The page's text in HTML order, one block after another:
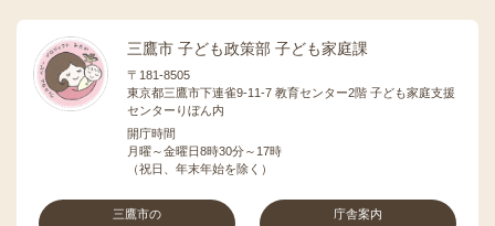
三鷹市 子ども政策部 子ども家庭課
〒181-8505
東京都三鷹市下連雀9-11-7 教育センター2階 子ども家庭支援
センターりぼん内
開庁時間
月曜～金曜日8時30分～17時
（祝日、年末年始を除く）
三鷹市の
庁舎案内